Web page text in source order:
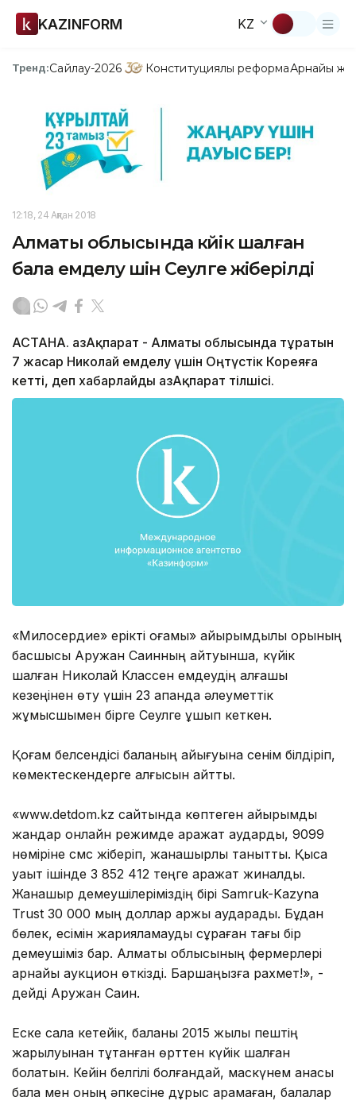
KAZINFORM KZ
Тренд:Сайлау-2026 Конституциялық реформаАрнайы
12:18, 24 Ақпан 2018
Алматы облысында күйік шалған
бала емделу үшін Сеулге жіберілді
АСТАНА. ҚазАқпарат - Алматы облысында тұратын
7 жасар Николай емделу үшін Оңтүстік Кореяға
кетті, деп хабарлайды ҚазАқпарат тілшісі.
«Милосердие» ерікті қоғамы» қайырымдылық қорының
басшысы Аружан Саинның айтуынша, күйік
шалған Николай Классен емдеудің алғашқы
кезеңінен өту үшін 23 ақпанда әлеуметтік
жұмысшымен бірге Сеулге ұшып кеткен.
Қоғам белсендісі баланың айығуына сенім білдіріп,
көмектескендерге алғысын айтты.
«www.detdom.kz сайтында көптеген қайырымды
жандар онлайн режимде қаражат аударды, 9099
нөміріне смс жіберіп, жанашырлық танытты. Қысқа
уақыт ішінде 3 852 412 теңге қаражат жиналды.
Жанашыр демеушілеріміздің бірі Samruk-Kazyna
Trust 30 000 мың доллар қаржы аударады. Бұдан
бөлек, есімін жарияламауды сұраған тағы бір
демеушіміз бар. Алматы облысының фермерлері
арнайы аукцион өткізді. Баршаңызға рахмет!», -
дейді Аружан Саин.
Еске сала кетейік, баланы 2015 жылы пештің
жарылуынан тұтанған өрттен күйік шалған
болатын. Кейін белгілі болғандай, маскүнем анасы
бала мен оның әпкесіне дұрыс қарамаған, балалар